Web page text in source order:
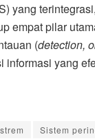
yang
empat pilar
(detection,
yang
Sistem